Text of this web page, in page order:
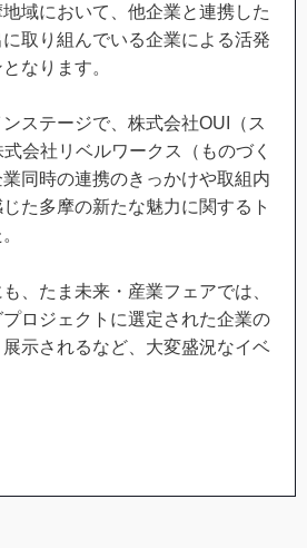
域において、他企業と連携した
取り組んでいる企業による活発
なります。
ステージで、株式会社OUI（ス
会社リベルワークス（ものづく
同時の連携のきっかけや取組内
た多摩の新たな魅力に関するト
、たま未来・産業フェアでは、
ロジェクトに選定された企業の
示されるなど、大変盛況なイベ